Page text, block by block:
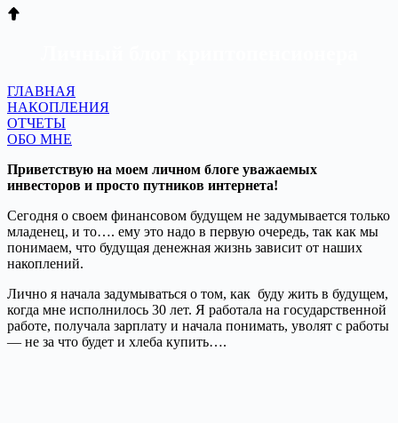
ГЛАВНАЯ
НАКОПЛЕНИЯ
ОТЧЕТЫ
ОБО МНЕ
Приветствую на моем личном блоге уважаемых
инвесторов и просто путников интернета!
Сегодня о своем финансовом будущем не задумывается только
младенец, и то…. ему это надо в первую очередь, так как мы
понимаем, что будущая денежная жизнь зависит от наших
накоплений.
Лично я начала задумываться о том, как буду жить в будущем,
когда мне исполнилось 30 лет. Я работала на государственной
работе, получала зарплату и начала понимать, уволят с работы
— не за что будет и хлеба купить….